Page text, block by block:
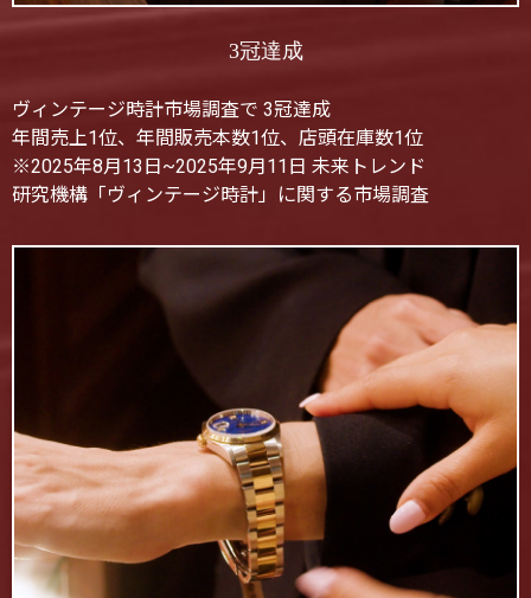
3冠達成
ヴィンテージ時計市場調査で 3冠達成
年間売上1位、年間販売本数1位、店頭在庫数1位
※2025年8月13日~2025年9月11日 未来トレンド
研究機構「ヴィンテージ時計」に関する市場調査